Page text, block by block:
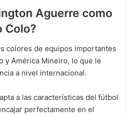
Aguerre como
Colo?
colores de equipos importantes
y América Mineiro, lo que le
a nivel internacional.
a las características del fútbol
perfectamente en el